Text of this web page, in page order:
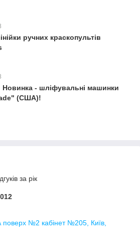
ручних краскопультів
- шліфувальні машинки
(США)!
за рік
поверх №2 кабінет №205, Київ,